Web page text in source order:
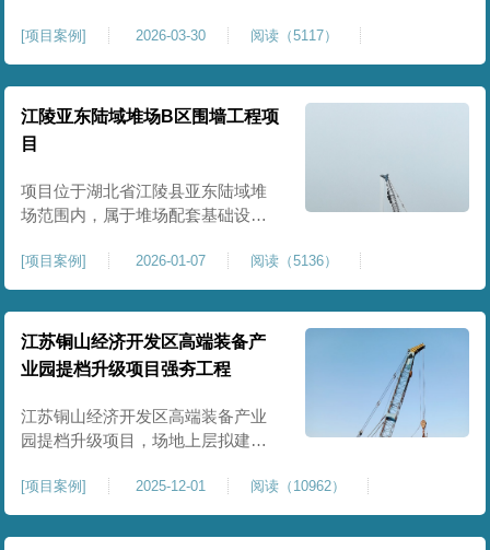
业厂房、生产车间及配套附属设施
建设的前置基础性地基处理工程。
项目场地为园区新建工业建设用
地，原始场地土层松散、土质均匀
性较差、土体固结度不足，天然地
基承载力偏低。汽车零部件生产厂
房对地基平整度、整体刚度、沉降
控
[项目案例] 2026-03-30 阅读（5117）
江陵亚东陆域堆场B区围墙工程项
目
项目位于湖北省江陵县亚东陆域堆
场范围内，属于堆场配套基础设施
墙及附属设施建设，是保障场区边
界围护结构稳定、提升场地整体建
设标准的前置关键工程，本项目强
夯处理总面积20000㎡，施工范围为
陆域堆场B区围墙沿线及配套场地。
原场地土层松散、回填不均、固结
程度差，地基承载力较低，且堆
[项目案例] 2026-01-07 阅读（5136）
江苏铜山经济开发区高端装备产
业园提档升级项目强夯工程
江苏铜山经济开发区高端装备产业
园提档升级项目，场地上层拟建厂
施。占地面积约130000㎡.项目采用
强夯工艺对地基进行加固处理，确
保处理后地基承载力特征值
[项目案例] 2025-12-01 阅读（10962）